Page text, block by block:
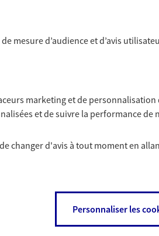
Assurance
PRO &
de mesure d’audience et d’avis
marketing et de
et de suivre la performance de
changer d'avis à tout moment en
Personnaliser les